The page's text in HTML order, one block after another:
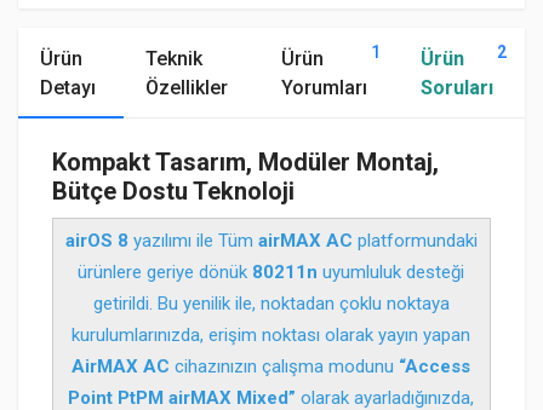
Ürün
Detayı
Teknik
Özellikler
Ürün
Yorumları
1
Ürün
Soruları
2
Kompakt Tasarım, Modüler Montaj,
Bütçe Dostu Teknoloji
airOS 8 yazılımı ile Tüm airMAX AC platformundaki
ürünlere geriye dönük 80211n uyumluluk desteği
getirildi. Bu yenilik ile, noktadan çoklu noktaya
kurulumlarınızda, erişim noktası olarak yayın yapan
AirMAX AC cihazınızın çalışma modunu “Access
Point PtPM airMAX Mixed”olarak ayarladığınızda,